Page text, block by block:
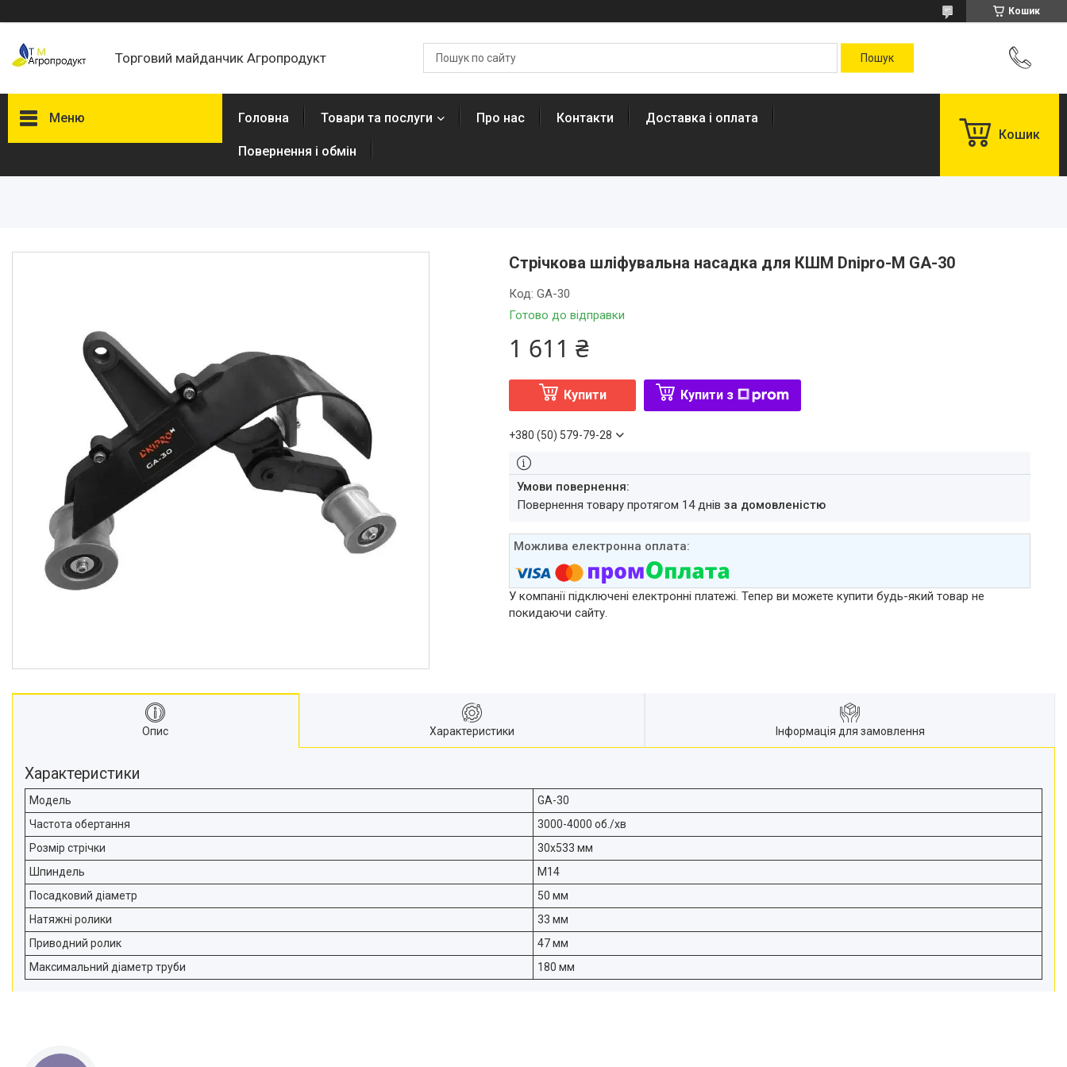
Кошик
Торговий майданчик Агропродукт
Меню Головна Товари та послуги Про нас Контакти Доставка і оплата
Повернення і обмін
Кошик
Стрічкова шліфувальна насадка для КШМ Dnipro-M GA-30
Готово до відправки
Код:GA-30
1 611 ₴
Купити Купити з
+380 (50) 579-79-28
повернення товару протягом 14 днівза домовленістю
У компанії підключені електронні платежі. Тепер ви можете купити будь-який товар не
покидаючи сайту.
Опис Характеристики Інформація для замовлення
Характеристики
Модель
GA-30
Частота обертання
3000-4000 об./хв
Розмір стрічки
30x533 мм
Шпиндель
М14
Посадковий діаметр
50 мм
Натяжні ролики
33 мм
Приводний ролик
47 мм
Максимальний діаметр труби
180 мм